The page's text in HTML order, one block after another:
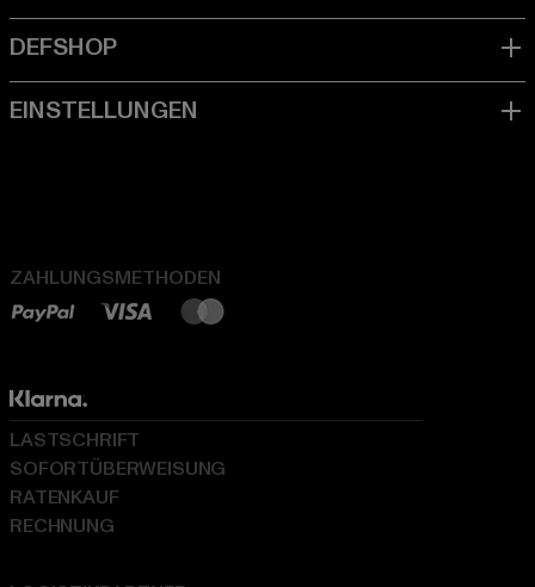
ZAHLUNGSMETHODEN
LASTSCHRIFT
SOFORTÜBERWEISUNG
RATENKAUF
RECHNUNG